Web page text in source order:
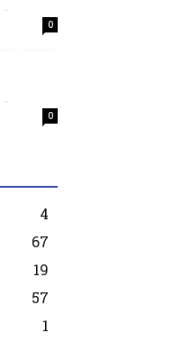
-
0
-
0
4
67
19
57
1